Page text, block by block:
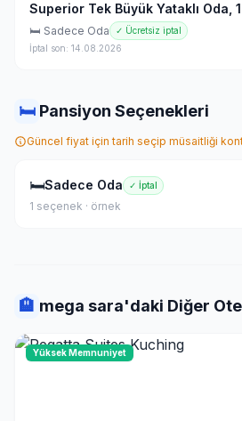
🛏 Sadece Oda
✓ Ücretsiz iptal
İptal son: 14.08.2026
🛏 Pansiyon Seçenekleri
Güncel fiyat için tarih seçip müsaitliği
🛏Sadece Oda ✓ İptal
1 seçenek · örnek
🏨 mega sara'daki Diğer
Yüksek Memnuniyet